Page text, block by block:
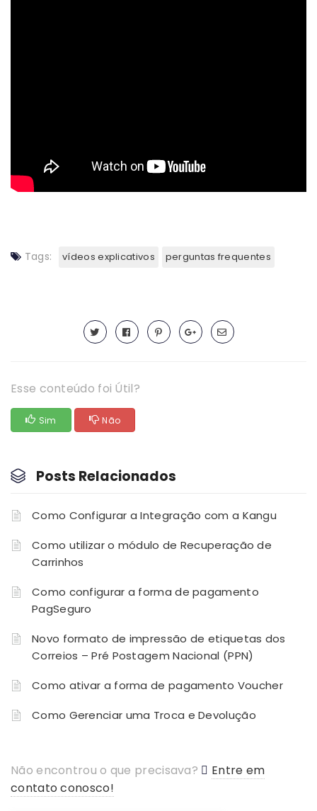
Tags: vídeos explicativos perguntas frequentes
Esse conteúdo foi Útil?
Sim Não
Posts Relacionados
Como Configurar a Integração com a Kangu
Como utilizar o módulo de Recuperação de
Carrinhos
Como configurar a forma de pagamento
PagSeguro
Novo formato de impressão de etiquetas dos
Correios – Pré Postagem Nacional (PPN)
Como ativar a forma de pagamento Voucher
Como Gerenciar uma Troca e Devolução
Não encontrou o que precisava?
Entre em
contato conosco!